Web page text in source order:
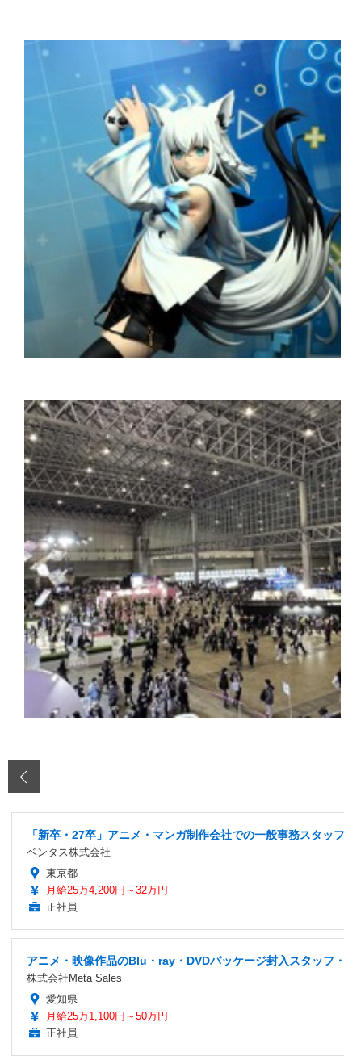
「新卒・27卒」アニメ・マンガ制作会社での一般事務スタ
ベンタス株式会社
東京都
月給25万4,200円～32万円
正社員
アニメ・映像作品のBlu・ray・DVDパッケージ封入スタッフ
株式会社Meta Sales
愛知県
月給25万1,100円～50万円
正社員